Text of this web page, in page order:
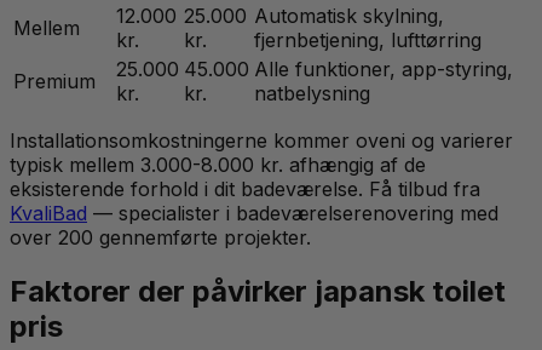
Mellem
12.000
kr.
25.000
kr.
Automatisk skylning,
fjernbetjening, lufttørring
Premium
25.000
kr.
45.000
kr.
Alle funktioner, app-styring,
natbelysning
Installationsomkostningerne kommer oveni og varierer
typisk mellem 3.000-8.000 kr. afhængig af de
eksisterende forhold i dit badeværelse. Få tilbud fra
KvaliBad — specialister i badeværelserenovering med
over 200 gennemførte projekter.
Faktorer der påvirker japansk toilet
pris